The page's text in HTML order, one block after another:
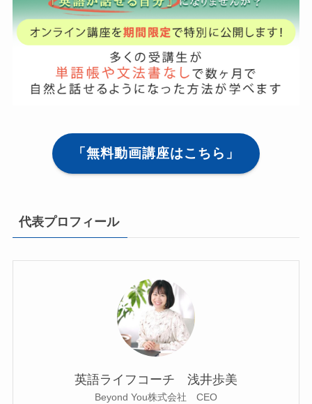
「無料動画講座はこちら」
代表プロフィール
英語ライフコーチ 浅井歩美
Beyond You株式会社 CEO